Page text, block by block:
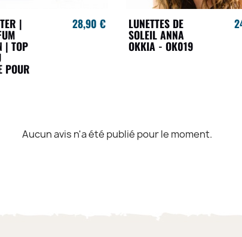
|
| TOP
POUR
28,90 € LUNETTES DE
SOLEIL ANNA
OKKIA - OK019
Aucun avis n'a été publié pour le moment.